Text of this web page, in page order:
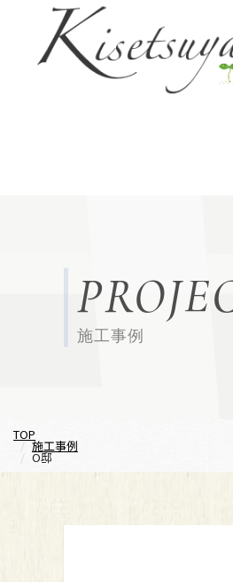
施工事例
TOP
施工事例
O邸